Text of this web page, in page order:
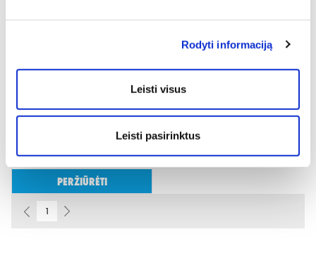
Rodyti informaciją
Leisti visus
Leisti pasirinktus
2 BATERIJŲ 2AH IR KROVIKLIO
Peržiūrėti
1